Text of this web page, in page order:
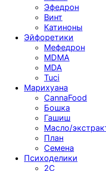
Эфедрон
Винт
Катиноны
Эйфоретики
Мефедрон
MDMA
MDA
Tuci
Марихуана
CannaFood
Бошка
Гашиш
Масло/
План
Семена
Психоделики
2C